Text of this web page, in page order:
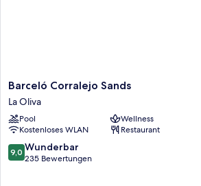
Barceló
Corralejo
Sands
La
Oliva
Barceló Corralejo Sands
La Oliva
Pool
Wellness
Kostenloses WLAN
Restaurant
9.0
von
9,0 Wunderbar
235 Bewertungen